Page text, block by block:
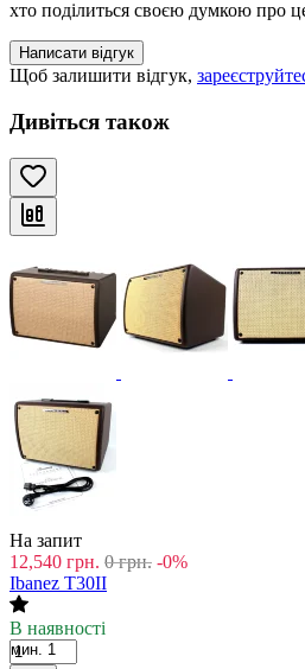
хто поділиться своєю думкою про
Написати відгук
Щоб залишити відгук,
Дивіться також
На запит
12,540 грн. 0 грн. -0%
Ibanez T30II
В наявності
мин. 1